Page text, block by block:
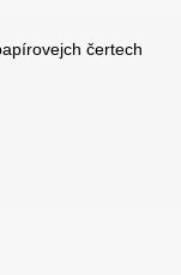
čertech